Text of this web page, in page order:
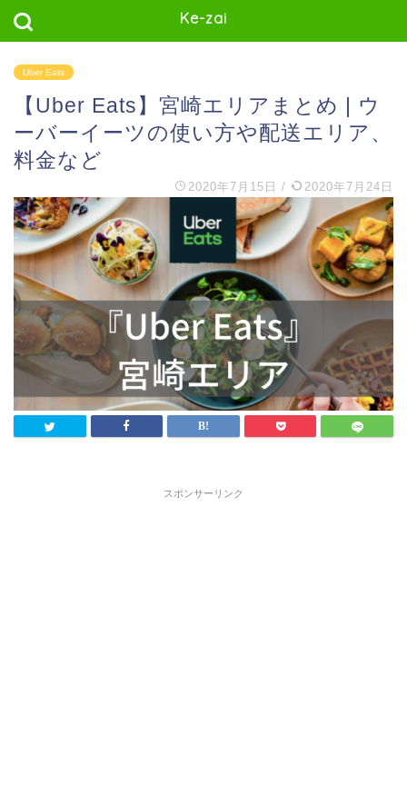
Ke-zai
Uber Eats
【Uber Eats】宮崎エリアまとめ | ウ
ーバーイーツの使い方や配送エリア、
料金など
2020年7月15日 / 2020年7月24日
スポンサーリンク